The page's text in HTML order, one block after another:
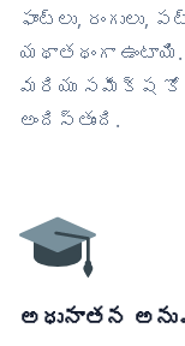
ఫాంట్లు,
యథాతథంగా
మరియు సమీక్ష
అందిస్తుంది.
అధునాతన